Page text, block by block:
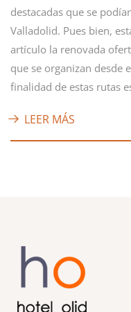
destacadas que se
Valladolid. Pues bien,
artículo la renovada
que se organizan desde
finalidad de estas rutas
LEER MÁS